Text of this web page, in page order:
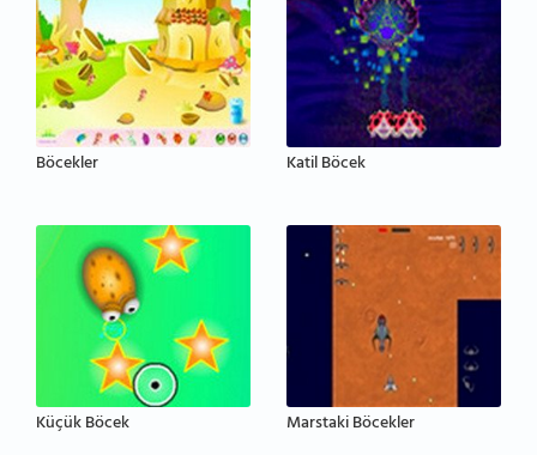
Böcekler Katil Böcek
Küçük Böcek Marstaki Böcekler